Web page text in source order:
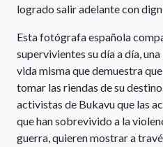
logrado salir adelante con
Esta fotógrafa española
supervivientes su día a día,
vida misma que demuestra
tomar las riendas de su
activistas de Bukavu que las
que han sobrevivido a la
guerra, quieren mostrar a